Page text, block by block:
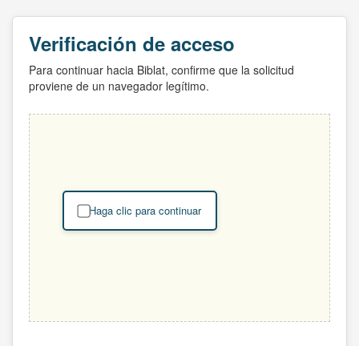
Verificación de acceso
Para continuar hacia Biblat, confirme que la solicitud
proviene de un navegador legítimo.
Haga clic para continuar